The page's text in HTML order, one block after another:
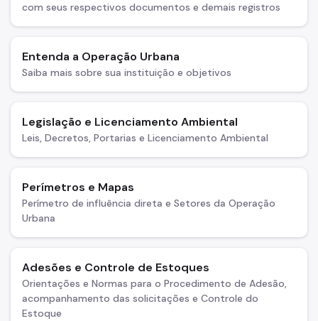
com seus respectivos documentos e demais registros
Entenda a Operação Urbana
Saiba mais sobre sua instituição e objetivos
Legislação e Licenciamento Ambiental
Leis, Decretos, Portarias e Licenciamento Ambiental
Perímetros e Mapas
Perímetro de influência direta e Setores da Operação
Urbana
Adesões e Controle de Estoques
Orientações e Normas para o Procedimento de Adesão,
acompanhamento das solicitações e Controle do
Estoque